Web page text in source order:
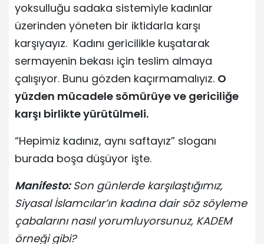
yoksulluğu sadaka sistemiyle kadınlar
üzerinden yöneten bir iktidarla karşı
karşıyayız. Kadını gericilikle kuşatarak
sermayenin bekası için teslim almaya
çalışıyor. Bunu gözden kaçırmamalıyız. O
yüzden mücadele sömürüye ve gericiliğe
karşı birlikte yürütülmeli.
“Hepimiz kadınız, aynı saftayız” sloganı
burada boşa düşüyor işte.
Manifesto:Son günlerde karşılaştığımız,
Siyasal İslamcılar’ın kadına dair söz söyleme
çabalarını nasıl yorumluyorsunuz, KADEM
örneği gibi?